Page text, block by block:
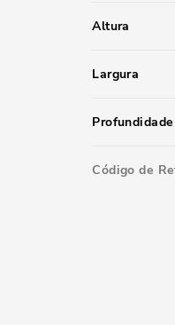
Altura
Largura
Profundidade
Código de